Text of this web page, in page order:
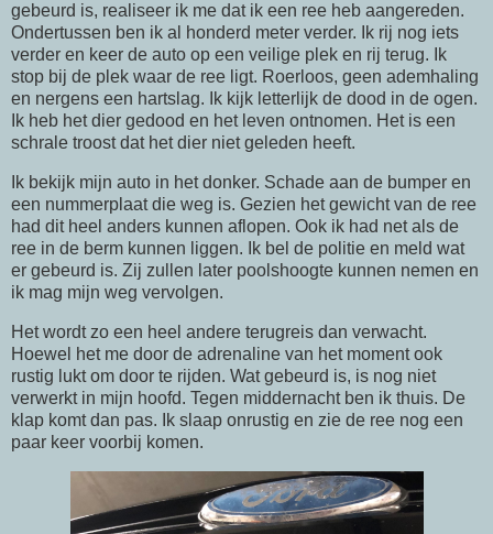
gebeurd is, realiseer ik me dat ik een ree heb aangereden.
Ondertussen ben ik al honderd meter verder. Ik rij nog iets
verder en keer de auto op een veilige plek en rij terug. Ik
stop bij de plek waar de ree ligt. Roerloos, geen ademhaling
en nergens een hartslag. Ik kijk letterlijk de dood in de ogen.
Ik heb het dier gedood en het leven ontnomen. Het is een
schrale troost dat het dier niet geleden heeft.
Ik bekijk mijn auto in het donker. Schade aan de bumper en
een nummerplaat die weg is. Gezien het gewicht van de ree
had dit heel anders kunnen aflopen. Ook ik had net als de
ree in de berm kunnen liggen. Ik bel de politie en meld wat
er gebeurd is. Zij zullen later poolshoogte kunnen nemen en
ik mag mijn weg vervolgen.
Het wordt zo een heel andere terugreis dan verwacht.
Hoewel het me door de adrenaline van het moment ook
rustig lukt om door te rijden. Wat gebeurd is, is nog niet
verwerkt in mijn hoofd. Tegen middernacht ben ik thuis. De
klap komt dan pas. Ik slaap onrustig en zie de ree nog een
paar keer voorbij komen.